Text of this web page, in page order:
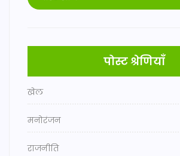
पोस्ट श्रेणियाँ
खेल
मनोरंजन
राजनीति